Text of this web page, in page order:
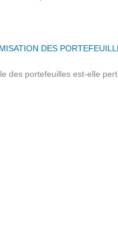
DES
des portefeuilles est-elle